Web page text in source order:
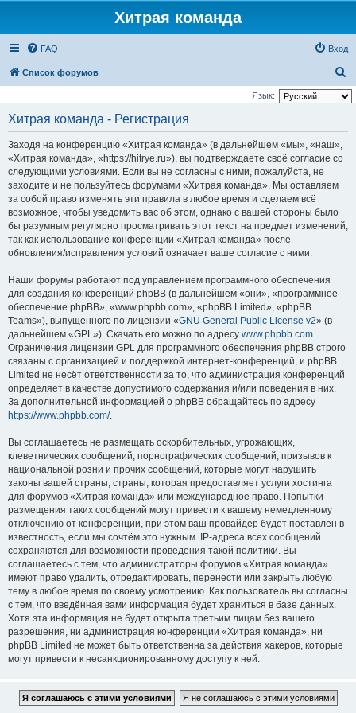
Хитрая команда
FAQ Вход
Список форумов
о
Язык:
Хитрая команда - Регистрация
Заходя на конференцию «Хитрая команда» (в дальнейшем «мы», «наш»,
«Хитрая команда», «https://hitrye.ru»), вы подтверждаете своё согласие со
следующими условиями. Если вы не согласны с ними, пожалуйста, не
заходите и не пользуйтесь форумами «Хитрая команда». Мы оставляем
за собой право изменять эти правила в любое время и сделаем всё
возможное, чтобы уведомить вас об этом, однако с вашей стороны было
бы разумным регулярно просматривать этот текст на предмет изменений,
так как использование конференции «Хитрая команда» после
обновления/исправления условий означает ваше согласие с ними.
Наши форумы работают под управлением программного обеспечения
для создания конференций phpBB (в дальнейшем «они», «программное
обеспечение phpBB», «www.phpbb.com», «phpBB Limited», «phpBB
Teams»), выпущенного по лицензии «GNU General Public License v2» (в
дальнейшем «GPL»). Скачать его можно по адресу www.phpbb.com.
Ограничения лицензии GPL для программного обеспечения phpBB строго
связаны с организацией и поддержкой интернет-конференций, и phpBB
Limited не несёт ответственности за то, что администрация конференций
определяет в качестве допустимого содержания и/или поведения в них.
За дополнительной информацией о phpBB обращайтесь по адресу
https://www.phpbb.com/.
Вы соглашаетесь не размещать оскорбительных, угрожающих,
клеветнических сообщений, порнографических сообщений, призывов к
национальной розни и прочих сообщений, которые могут нарушить
законы вашей страны, страны, которая предоставляет услуги хостинга
для форумов «Хитрая команда» или международное право. Попытки
размещения таких сообщений могут привести к вашему немедленному
отключению от конференции, при этом ваш провайдер будет поставлен в
известность, если мы сочтём это нужным. IP-адреса всех сообщений
сохраняются для возможности проведения такой политики. Вы
соглашаетесь с тем, что администраторы форумов «Хитрая команда»
имеют право удалить, отредактировать, перенести или закрыть любую
тему в любое время по своему усмотрению. Как пользователь вы согласны
с тем, что введённая вами информация будет храниться в базе данных.
Хотя эта информация не будет открыта третьим лицам без вашего
разрешения, ни администрация конференции «Хитрая команда», ни
phpBB Limited не может быть ответственна за действия хакеров, которые
могут привести к несанкционированному доступу к ней.